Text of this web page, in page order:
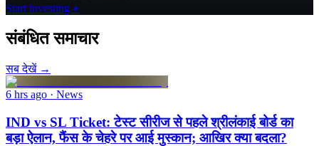
Start investing ▸
संबंधित समाचार
सब देखें →
6 hrs ago · News
IND vs SL Ticket: टेस्ट सीरीज से पहले श्रीलंकाई बोर्ड का
बड़ा ऐलान, फैंस के चेहरे पर आई मुस्कान; आखिर क्या बदला?